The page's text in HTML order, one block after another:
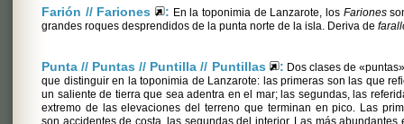
Farión // Fariones
: En la toponimia de Lanzarote, los Fariones
grandes roques desprendidos de la punta norte de la isla. Deriva de
Punta // Puntas // Puntilla // Puntillas : Dos clases de
que distinguir en la toponimia de Lanzarote: las primeras son las que
un saliente de tierra que sea adentra en el mar; las segundas, las
extremo de las elevaciones del terreno que terminan en pico. Las
son accidentes de costa, las segundas del interior. Las más abundantes